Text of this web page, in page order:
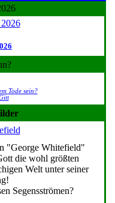
Tode sein?
"George Whitefield"
die wohl größten
Welt unter seiner
Segensströmen?